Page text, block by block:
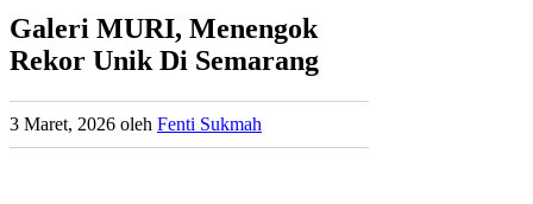
Galeri MURI, Menengok
Rekor Unik Di Semarang
3 Maret, 2026 oleh Fenti Sukmah